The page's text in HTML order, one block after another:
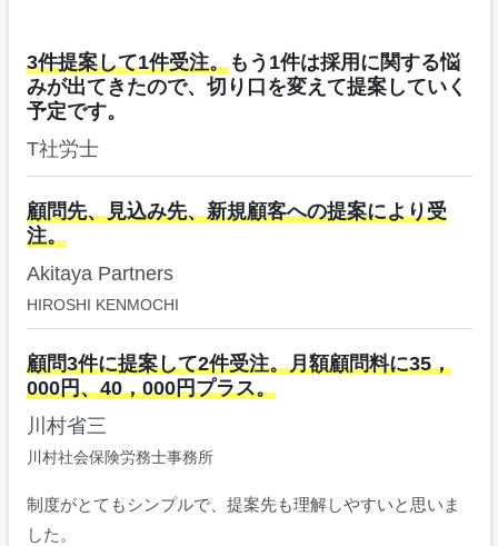
3件提案して1件受注。もう1件は採用に関する悩
みが出てきたので、切り口を変えて提案していく
予定です。
T社労士
顧問先、見込み先、新規顧客への提案により受
注。
Akitaya Partners
HIROSHI KENMOCHI
顧問3件に提案して2件受注。月額顧問料に35，
000円、40，000円プラス。
川村省三
川村社会保険労務士事務所
制度がとてもシンプルで、提案先も理解しやすいと思いま
した。